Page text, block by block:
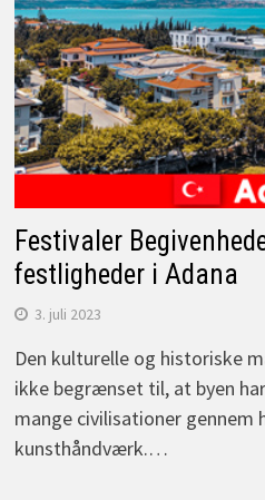
Festivaler
festligheder i Adana
3. juli 2023
Den kulturelle og historiske
ikke begrænset til, at byen
mange civilisationer
kunsthåndværk.…